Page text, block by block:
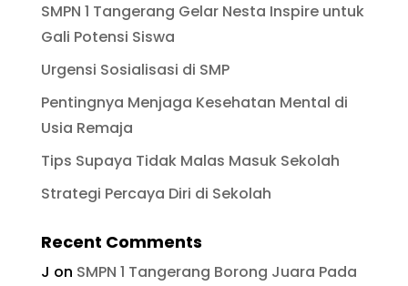
SMPN 1 Tangerang Gelar Nesta Inspire untuk
Gali Potensi Siswa
Urgensi Sosialisasi di SMP
Pentingnya Menjaga Kesehatan Mental di
Usia Remaja
Tips Supaya Tidak Malas Masuk Sekolah
Strategi Percaya Diri di Sekolah
Recent Comments
J on SMPN 1 Tangerang Borong Juara Pada